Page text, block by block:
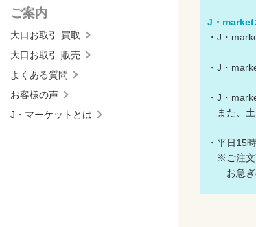
ご案内
大口お取引 買取
大口お取引 販売
よくある質問
お客様の声
J・マーケットとは
J・market
・J・
・J・
・J・
また、土
・平日15
※ご注文
お急ぎの